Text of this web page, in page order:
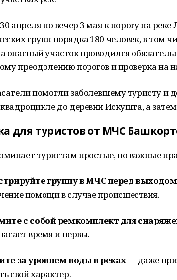
апреля по вечер 3 мая к порогу на
групп порядка 180 человек, в том
опасный участок проводился
преодолению порогов и проверка на
помогли заболевшему туристу и
до деревни Искушта, а
для туристов от МЧС
туристам простые, но важные
группу в МЧС перед
помощи в случае происшествия.
с собой ремкомплект для
время и нервы.
за уровнем воды в реках— даже
свой характер.